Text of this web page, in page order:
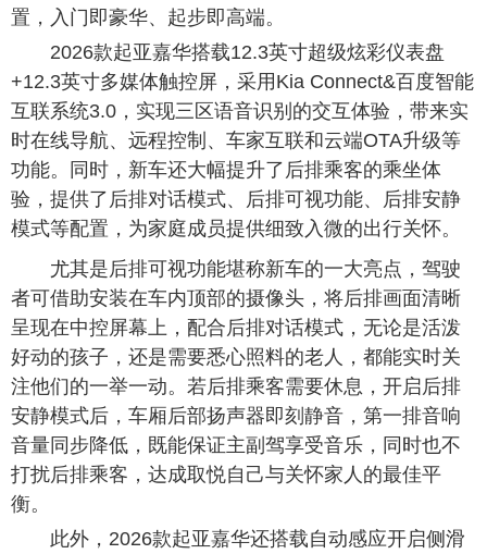
置，入门即豪华、起步即高端。
2026款起亚嘉华搭载12.3英寸超级炫彩仪表盘
+12.3英寸多媒体触控屏，采用Kia Connect&百度智能
互联系统3.0，实现三区语音识别的交互体验，带来实
时在线导航、远程控制、车家互联和云端OTA升级等
功能。同时，新车还大幅提升了后排乘客的乘坐体
验，提供了后排对话模式、后排可视功能、后排安静
模式等配置，为家庭成员提供细致入微的出行关怀。
尤其是后排可视功能堪称新车的一大亮点，驾驶
者可借助安装在车内顶部的摄像头，将后排画面清晰
呈现在中控屏幕上，配合后排对话模式，无论是活泼
好动的孩子，还是需要悉心照料的老人，都能实时关
注他们的一举一动。若后排乘客需要休息，开启后排
安静模式后，车厢后部扬声器即刻静音，第一排音响
音量同步降低，既能保证主副驾享受音乐，同时也不
打扰后排乘客，达成取悦自己与关怀家人的最佳平
衡。
此外，2026款起亚嘉华还搭载自动感应开启侧滑